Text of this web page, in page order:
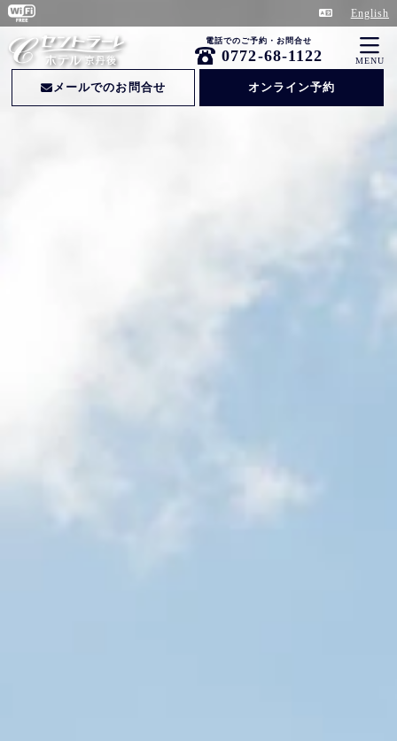
English
電話でのご予約・お問合せ
0772-68-1122
メールでのお問合せ オンライン予約
MENU